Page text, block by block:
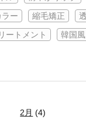
ー
縮毛矯正
ートメント
韓国風
2月 (4)